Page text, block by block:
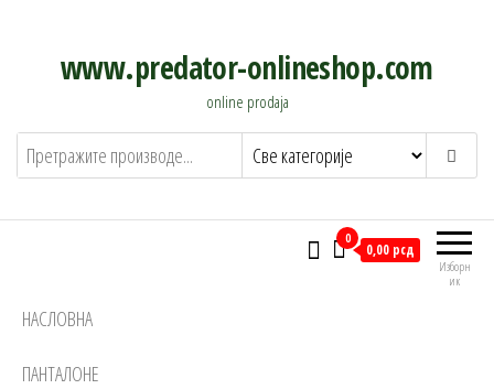
www.predator-onlineshop.com
online prodaja
Изборн
ик
0
0,00 рсд
НАСЛОВНА
ПАНТАЛОНЕ